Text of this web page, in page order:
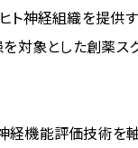
神経組織を提供
対象とした創薬ス
機能評価技術を軸